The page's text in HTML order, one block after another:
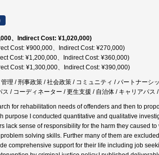
、Indirect Cost: ¥1,020,000)
Cost: ¥900,000、Indirect Cost: ¥270,000)
Cost: ¥1,200,000、Indirect Cost: ¥360,000)
Cost: ¥1,300,000、Indirect Cost: ¥390,000)
理 / 刑事政策 / 社会政策 / コミュニティ / パートナーシ
/ コーディネーター / 更生支援 / 自治体 / キャリアパス
for rehabilitation needs of offenders and then to
purpose I conducted quantitative and qualitative
lack sense of responsibility for the harm they caused
solving skills. Further many of them are
comprehensive support for their life including job